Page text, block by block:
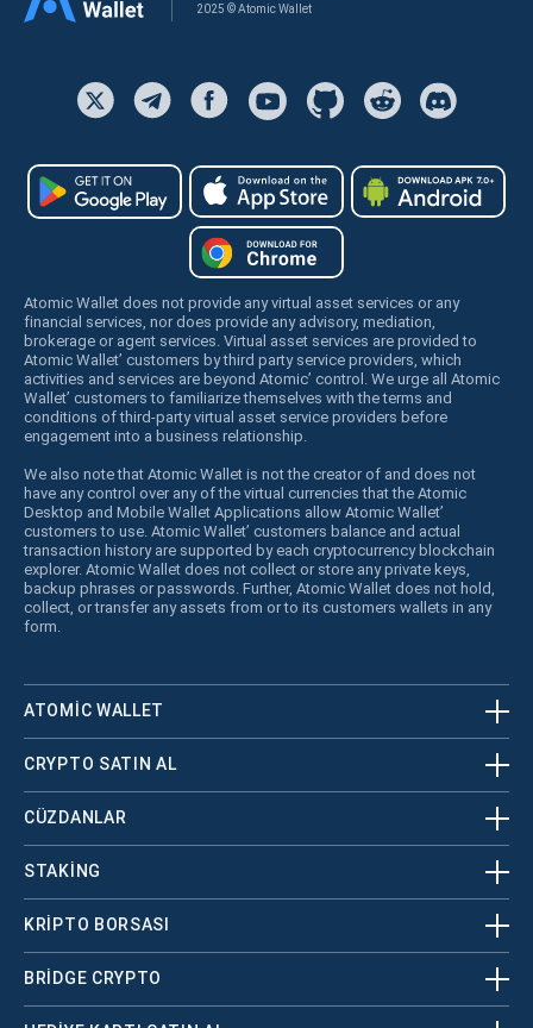
2025 © Atomic Wallet
Atomic Wallet does not provide any virtual asset services or any
financial services, nor does provide any advisory, mediation,
brokerage or agent services. Virtual asset services are provided to
Atomic Wallet’ customers by third party service providers, which
activities and services are beyond Atomic’ control. We urge all Atomic
Wallet’ customers to familiarize themselves with the terms and
conditions of third-party virtual asset service providers before
engagement into a business relationship.
We also note that Atomic Wallet is not the creator of and does not
have any control over any of the virtual currencies that the Atomic
Desktop and Mobile Wallet Applications allow Atomic Wallet’
customers to use. Atomic Wallet’ customers balance and actual
transaction history are supported by each cryptocurrency blockchain
explorer. Atomic Wallet does not collect or store any private keys,
backup phrases or passwords. Further, Atomic Wallet does not hold,
collect, or transfer any assets from or to its customers wallets in any
form.
ATOMIC WALLET
CRYPTO SATIN AL
CÜZDANLAR
STAKING
KRİPTO BORSASI
BRIDGE CRYPTO